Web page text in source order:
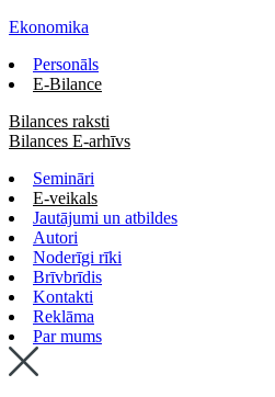
Ekonomika
Personāls
E-Bilance
Bilances raksti
Bilances E-arhīvs
Semināri
E-veikals
Jautājumi un atbildes
Autori
Noderīgi rīki
Brīvbrīdis
Kontakti
Reklāma
Par mums